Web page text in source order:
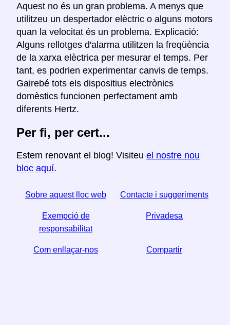
Aquest no és un gran problema. A menys que
utilitzeu un despertador elèctric o alguns motors
quan la velocitat és un problema. Explicació:
Alguns rellotges d'alarma utilitzen la freqüència
de la xarxa elèctrica per mesurar el temps. Per
tant, es podrien experimentar canvis de temps.
Gairebé tots els dispositius electrònics
domèstics funcionen perfectament amb
diferents Hertz.
Per fi, per cert...
Estem renovant el blog! Visiteu el nostre nou
bloc aquí.
Sobre aquest lloc web Contacte i suggeriments
Exempció de
responsabilitat
Privadesa
Com enllaçar-nos Compartir